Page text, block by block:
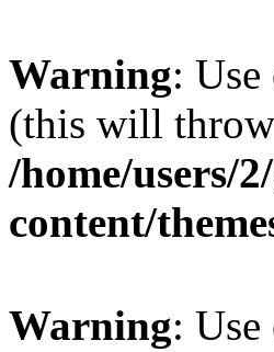
Warning:
(this will
/home/users/
content/
Warning: